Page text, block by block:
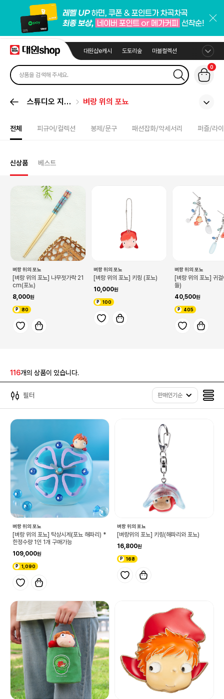
대원샵e캐시 도토리숲 마블컬렉션
0
스튜디오 지브
벼랑 위의 포뇨
전체 피규어/컬렉션 봉제/문구 패션잡화/악세서리 퍼즐/라
신상품 베스트
벼랑 위의 포뇨
[벼랑 위의 포뇨] 나무젓가락 21
cm(포뇨)
8,000
80
벼랑 위의 포뇨
[벼랑 위의 포뇨] 키링 (포뇨)
10,000
100
벼랑 위의 포뇨
[벼랑 위의 포뇨] 귀
들)
40,500
405
116개의 상품이 있습니다.
필터 판매인기순
벼랑 위의 포뇨
[벼랑 위의 포뇨] 탁상시계(포뇨 해파리) *
한정수량 1인 1개 구매가능
109,000
1,090
벼랑 위의 포뇨
[벼랑위의 포뇨] 키링(해파리와 포뇨)
16,800
168